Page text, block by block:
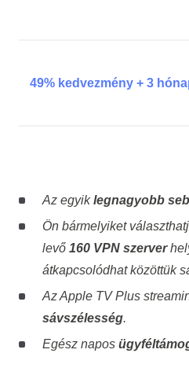
49% kedvezmény + 3
Az egyiklegnagyobb
Ön bármelyiket
levő 160 VPN szerver
átkapcsolódhat közöttük
Az Apple TV Plus
sávszélesség.
Egész napos